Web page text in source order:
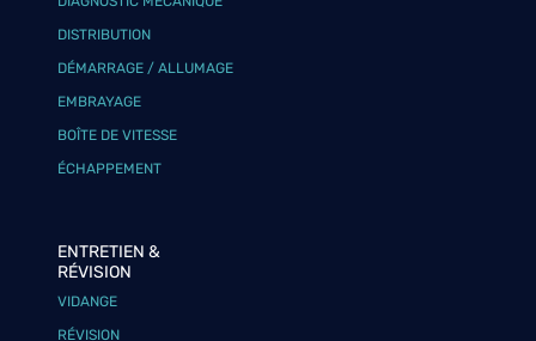
DISTRIBUTION
DÉMARRAGE / ALLUMAGE
EMBRAYAGE
BOÎTE DE VITESSE
ÉCHAPPEMENT
ENTRETIEN &
RÉVISION
VIDANGE
RÉVISION